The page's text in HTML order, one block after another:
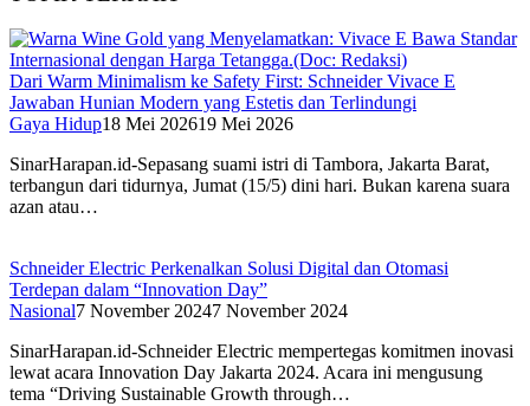
Dari Warm Minimalism ke Safety First: Schneider Vivace E
Jawaban Hunian Modern yang Estetis dan Terlindungi
Gaya Hidup18 Mei 202619 Mei 2026
SinarHarapan.id-Sepasang suami istri di Tambora, Jakarta Barat,
terbangun dari tidurnya, Jumat (15/5) dini hari. Bukan karena suara
azan atau…
Schneider Electric Perkenalkan Solusi Digital dan Otomasi
Terdepan dalam “Innovation Day”
Nasional7 November 20247 November 2024
SinarHarapan.id-Schneider Electric mempertegas komitmen inovasi
lewat acara Innovation Day Jakarta 2024. Acara ini mengusung
tema “Driving Sustainable Growth through…